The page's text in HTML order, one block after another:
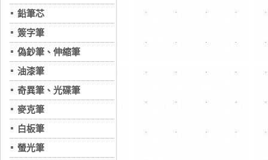
鉛筆芯
簽字筆
偽鈔筆、伸縮筆
油漆筆
奇異筆、光碟筆
麥克筆
白板筆
螢光筆